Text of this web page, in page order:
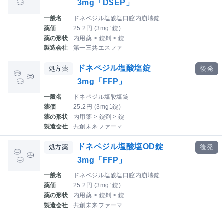
3mg「DSEP」
一般名
ドネペジル塩酸塩口腔内崩壊錠
薬価
25.2円 (3mg1錠)
薬の形状
内用薬 > 錠剤 > 錠
製造会社
第一三共エスファ
処方薬
ドネペジル塩酸塩錠
3mg「FFP」
一般名
ドネペジル塩酸塩錠
薬価
25.2円 (3mg1錠)
薬の形状
内用薬 > 錠剤 > 錠
製造会社
共創未来ファーマ
後発
処方薬
ドネペジル塩酸塩OD錠
3mg「FFP」
一般名
ドネペジル塩酸塩口腔内崩壊錠
薬価
25.2円 (3mg1錠)
薬の形状
内用薬 > 錠剤 > 錠
製造会社
共創未来ファーマ
後発